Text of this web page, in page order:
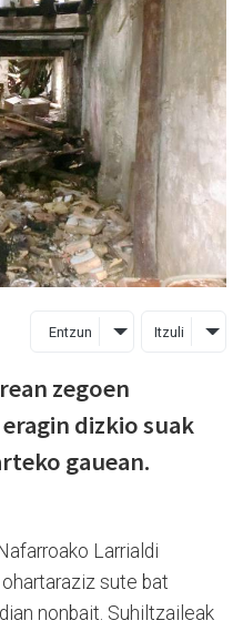
Entzun Itzuli
zegoen
dizkio suak
gauean.
Larrialdi
sute bat
nonbait. Suhiltzaileak